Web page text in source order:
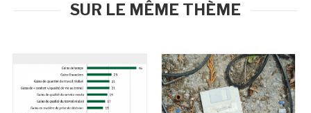
SUR LE MÊME THÈME